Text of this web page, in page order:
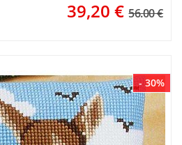
39,20 € 56.00 €
- 30%